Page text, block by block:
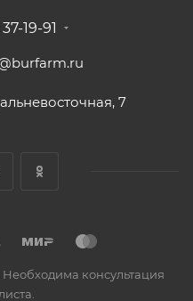
19-91
7
консультация